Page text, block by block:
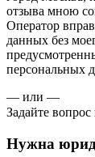
отзыва мною
Оператор
данных без
персональных
— или —
Задайте вопрос
Нужна